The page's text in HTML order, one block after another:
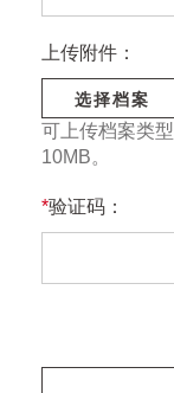
上传附件：
选择档案
可上传档案类
10MB。
*验证码：